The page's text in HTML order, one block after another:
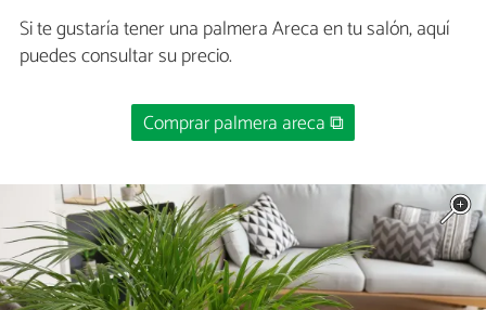
Si te gustaría tener una palmera Areca en tu salón, aquí
puedes consultar su precio.
Comprar palmera areca ⧉